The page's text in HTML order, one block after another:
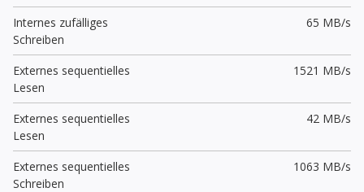
Internes zufälliges
Schreiben
65 MB/s
Externes sequentielles
Lesen
1521 MB/s
Externes sequentielles
Lesen
42 MB/s
Externes sequentielles
Schreiben
1063 MB/s